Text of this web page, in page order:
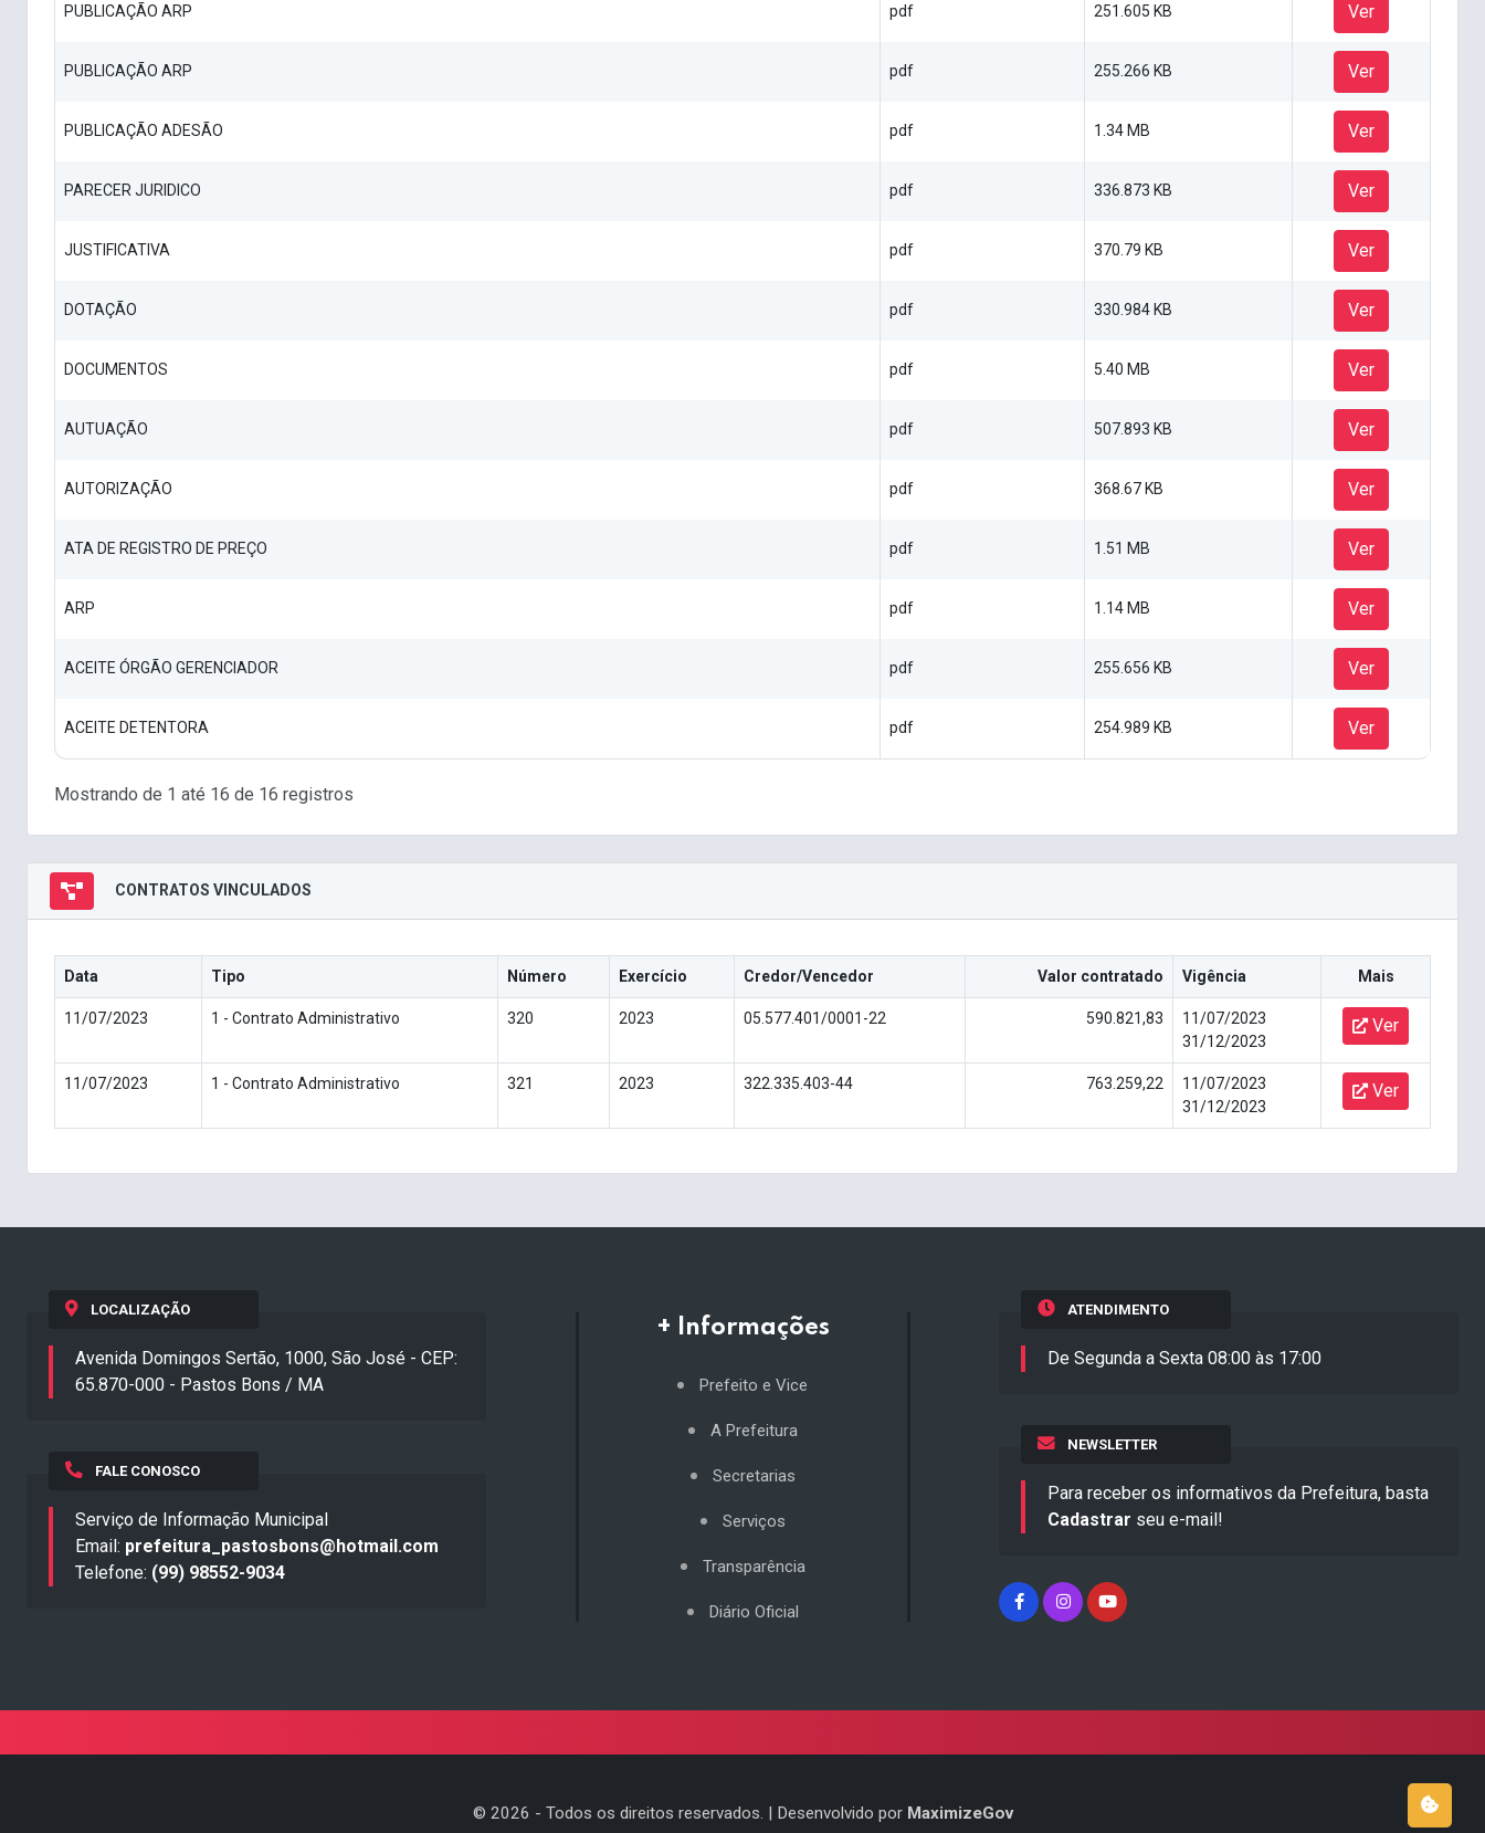
PUBLICAÇÃO ARP pdf 251.605 KB Ver
PUBLICAÇÃO ARP pdf 255.266 KB Ver
PUBLICAÇÃO ADESÃO pdf 1.34 MB Ver
PARECER JURIDICO pdf 336.873 KB Ver
JUSTIFICATIVA pdf 370.79 KB Ver
DOTAÇÃO pdf 330.984 KB Ver
DOCUMENTOS pdf 5.40 MB Ver
AUTUAÇÃO pdf 507.893 KB Ver
AUTORIZAÇÃO pdf 368.67 KB Ver
ATA DE REGISTRO DE PREÇO pdf 1.51 MB Ver
ARP pdf 1.14 MB Ver
ACEITE ÓRGÃO GERENCIADOR pdf 255.656 KB Ver
ACEITE DETENTORA pdf 254.989 KB Ver
Mostrando de 1 até 16 de 16 registros
CONTRATOS VINCULADOS
Data Tipo Número Exercício Credor/Vencedor Valor contratado Vigência Mais
11/07/2023 1 - Contrato Administrativo 320 2023 05.577.401/0001-22 590.821,83
11/07/2023
31/12/2023
Ver
11/07/2023 1 - Contrato Administrativo 321 2023 322.335.403-44 763.259,22
11/07/2023
31/12/2023
Ver
LOCALIZAÇÃO
Avenida Domingos Sertão, 1000, São José - CEP:
65.870-000 - Pastos Bons / MA
FALE CONOSCO
Serviço de Informação Municipal
Email: prefeitura_pastosbons@hotmail.com
Telefone: (99) 98552-9034
+ Informações
Prefeito e Vice
A Prefeitura
Secretarias
Serviços
Transparência
Diário Oficial
ATENDIMENTO
De Segunda a Sexta 08:00 às 17:00
NEWSLETTER
Para receber os informativos da Prefeitura, basta
Cadastrar seu e-mail!
© 2026 - Todos os direitos reservados. | Desenvolvido por MaximizeGov